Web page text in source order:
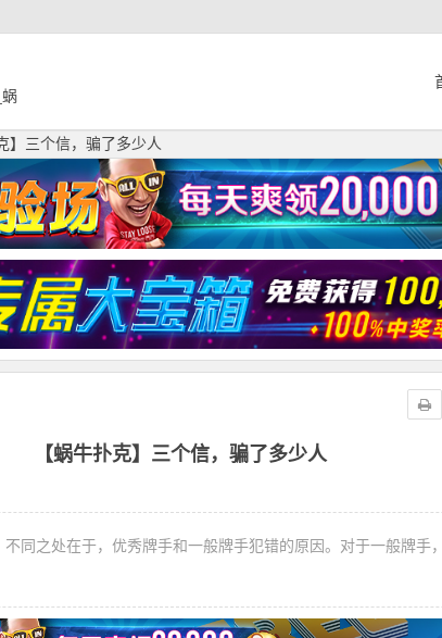
】三个信，骗了多少人
【蜗牛扑克】三个信，骗了多少人
同之处在于，优秀牌手和一般牌手犯错的原因。对于一般牌手